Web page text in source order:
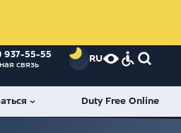
937-55-55
связь
RU
Duty Free Online